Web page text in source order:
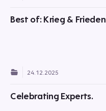
Best of: Krieg & Frieden
24.12.2025
Celebrating Experts.